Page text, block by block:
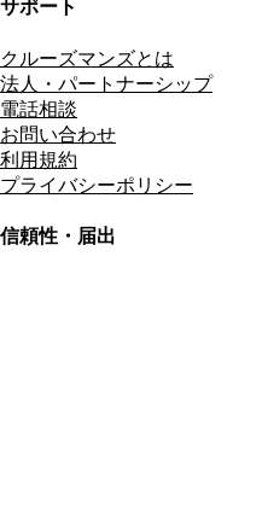
サポート
クルーズマンズとは
法人・パートナーシップ
電話相談
お問い合わせ
利用規約
プライバシーポリシー
信頼性・届出